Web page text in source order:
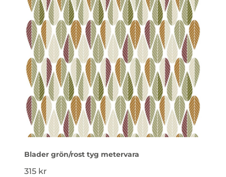
Blader grön/rost tyg metervara
315 kr